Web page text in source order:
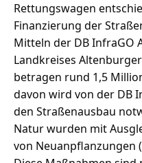
Rettungswagen
Finanzierung der
Mitteln der DB InfraGO
Landkreises
betragen rund 1,5
davon wird von der DB
den Straßenausbau
Natur wurden mit
von Neuanpflanzungen